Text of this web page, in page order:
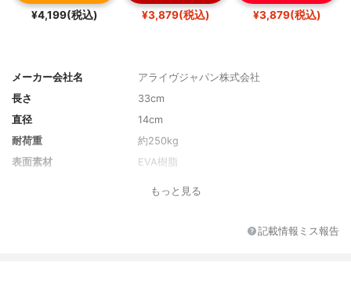
¥4,199(税込) ¥3,879(税込) ¥3,879(税込)
メーカー会社名
アライヴジャパン株式会社
長さ
33cm
直径
14cm
耐荷重
約250kg
表面素材
EVA樹脂
もっと見る
記載情報ミス報告